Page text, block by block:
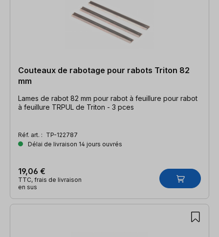
Couteaux de rabotage pour rabots Triton 82
mm
Lames de rabot 82 mm pour rabot à feuillure pour rabot
à feuillure TRPUL de Triton - 3 pces
Réf. art. : TP-122787
Délai de livraison 14 jours ouvrés
19,06 €
TTC, frais de livraison
en sus